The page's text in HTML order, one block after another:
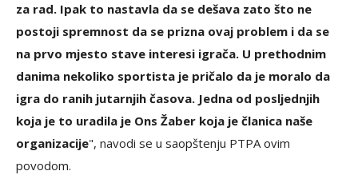
za rad. Ipak to nastavla da se dešava zato što ne
postoji spremnost da se prizna ovaj problem i da se
na prvo mjesto stave interesi igrača. U prethodnim
danima nekoliko sportista je pričalo da je moralo da
igra do ranih jutarnjih časova. Jedna od posljednjih
koja je to uradila je Ons Žaber koja je članica naše
organizacije", navodi se u saopštenju PTPA ovim
povodom.